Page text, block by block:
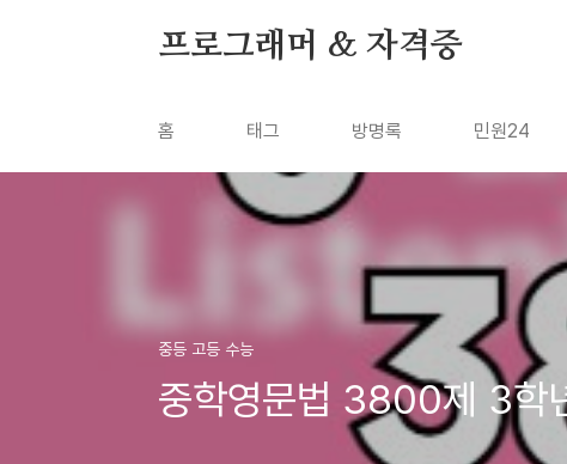
프로그래머 & 자격증
홈 태그 방명록 민원24
중등 고등 수능
중학영문법 3800제 3학